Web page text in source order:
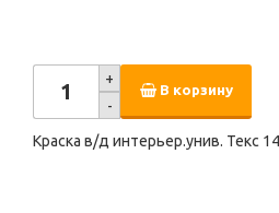
+
-
В корзину
Краска в/д интерьер.унив. Текс